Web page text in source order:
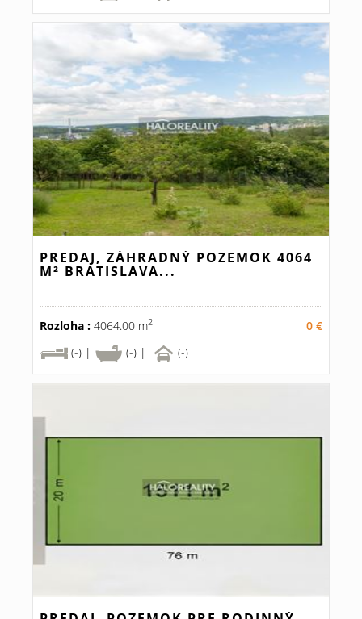
PREDAJ, ZÁHRADNÝ POZEMOK 4064
M² BRATISLAVA...
Rozloha : 4064.00 m2
0 €
(-) |
(-) | (-)